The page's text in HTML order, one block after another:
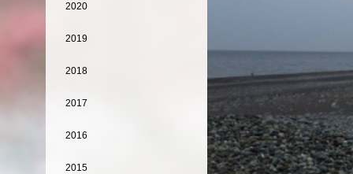
2020
2019
2018
2017
2016
2015